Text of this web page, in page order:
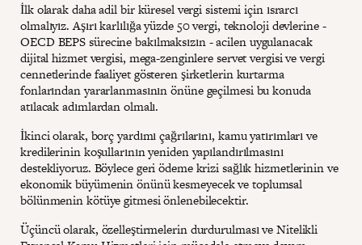
İlk olarak daha adil bir küresel vergi sistemi için ısrarcı
olmalıyız. Aşırı karlılığa yüzde 50 vergi, teknoloji devlerine -
OECD BEPS sürecine bakılmaksızın - acilen uygulanacak
dijital hizmet vergisi, mega-zenginlere servet vergisi ve vergi
cennetlerinde faaliyet gösteren şirketlerin kurtarma
fonlarından yararlanmasının önüne geçilmesi bu konuda
atılacak adımlardan olmalı.
İkinci olarak, borç yardımı çağrılarını, kamu yatırımları ve
kredilerinin koşullarının yeniden yapılandırılmasını
destekliyoruz. Böylece geri ödeme krizi sağlık hizmetlerinin ve
ekonomik büyümenin önünü kesmeyecek ve toplumsal
bölünmenin kötüye gitmesi önlenebilecektir.
Üçüncü olarak, özelleştirmelerin durdurulması ve Nitelikli